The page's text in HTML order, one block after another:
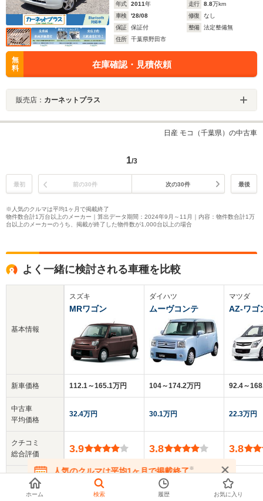
年式 2011年 走行 8.8万km
車検
'28/08 修復
なし
保証
保証付 整備
法定整備無
住所
千葉県野田市
無
料
在庫確認・見積依頼
販売店： カーネットプラス
日産 モコ（千葉県）の中古車
1/3
最初 前の30件 次の30件 最後
※人気のクルマは平均1ヶ月で掲載終了
物件数合計1万台以上のメーカー｜算出データ期間：2024年9月～11月｜内容：物件数合計1万
台以上のメーカーのうち、掲載が終了した物件数が1,000台以上の場合
よく一緒に検討される車種を比較
基本情報
新車価格
中古車
平均価格
クチコミ
総合評価
乗車定員
スズキ
MRワゴン
112.1～165.1万円
32.4万円
3.9
ダイハツ
ムーヴコンテ
104～174.2万円
30.1万円
3.8
マツダ
AZ-ワゴ
92.4～
22.3万円
3.8
3～4人
人気のクルマは平均1ヶ月で掲載終了※
在庫が無くなる前にお問い合わせください
ホーム 検索 履歴 お気に入り